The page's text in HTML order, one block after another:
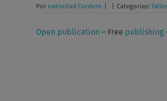
Por natividad Cordero Categorías:
Open publication – Free publishing